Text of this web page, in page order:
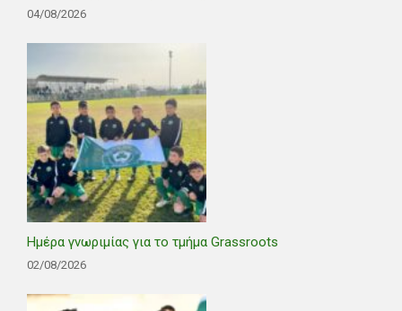
04/08/2026
Ημέρα γνωριμίας για το τμήμα Grassroots
02/08/2026